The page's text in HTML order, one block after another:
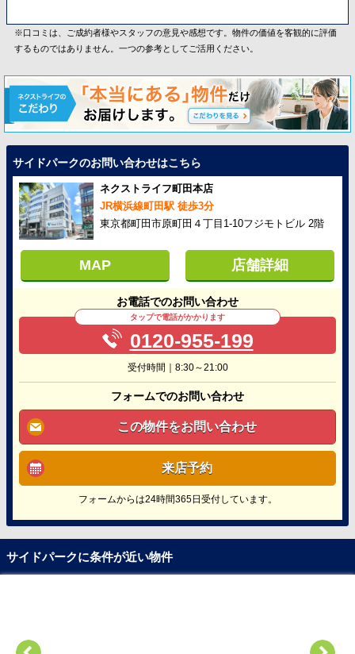
※口コミは、ご成約者様やスタッフの意見や感想です。物件の価値を客観的に評価
するものではありません。一つの参考としてご活用ください。
サイドパークのお問い合わせはこちら
ネクストライフ町田本店
JR横浜線町田駅 徒歩3分
東京都町田市原町田４丁目1-10フジモトビル 2階
MAP 店舗詳細
お電話でのお問い合わせ
タップで電話がかかります
0120-955-199
受付時間｜8:30～21:00
フォームでのお問い合わせ
この物件をお問い合わせ
来店予約
フォームからは24時間365日受付しています。
サイドパークに条件が近い物件